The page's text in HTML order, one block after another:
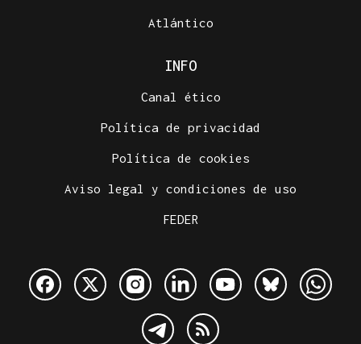
Atlántico
INFO
Canal ético
Política de privacidad
Política de cookies
Aviso legal y condiciones de uso
FEDER